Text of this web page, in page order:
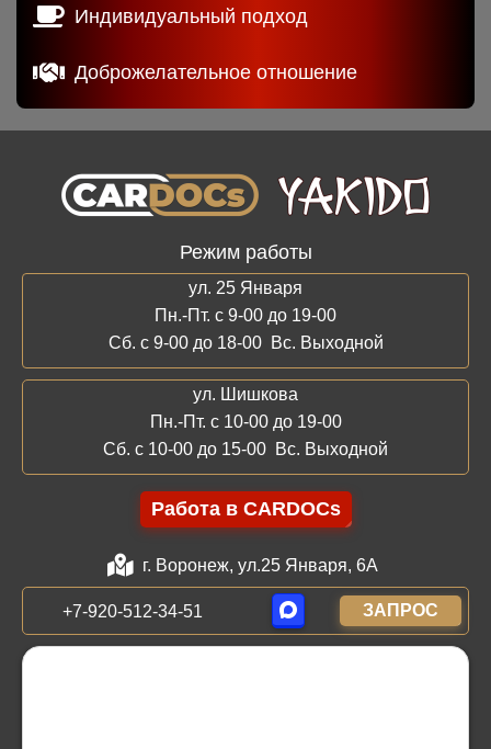
Индивидуальный подход
Доброжелательное отношение
Режим работы
ул. 25 Января
Пн.-Пт. с 9-00 до 19-00
Сб. с 9-00 до 18-00 Вс. Выходной
ул. Шишкова
Пн.-Пт. с 10-00 до 19-00
Сб. с 10-00 до 15-00 Вс. Выходной
Работа в CARDOCs
г. Воронеж, ул.25 Января, 6А
+7-920-512-34-51 ЗАПРОС